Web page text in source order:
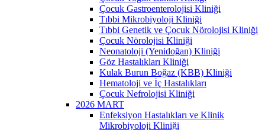
Çocuk Gastroenterolojisi Kliniği
Tıbbi Mikrobiyoloji Kliniği
Tıbbi Genetik ve Çocuk Nörolojisi Kliniği
Çocuk Nörolojisi Kliniği
Neonatoloji (Yenidoğan) Kliniği
Göz Hastalıkları Kliniği
Kulak Burun Boğaz (KBB) Kliniği
Hematoloji ve İç Hastalıkları
Çocuk Nefrolojisi Kliniği
2026 MART
Enfeksiyon Hastalıkları ve Klinik
Mikrobiyoloji Kliniği